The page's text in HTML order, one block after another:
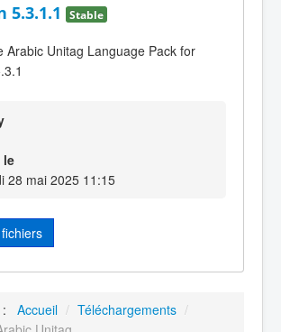
5.3.1.1 Stable
Arabic Unitag Language Pack for
le
28 mai 2025 11:15
Accueil / Téléchargements /